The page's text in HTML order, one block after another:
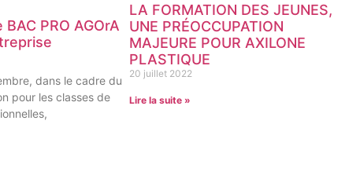
PRO AGOrA
dans le cadre du
pour les classes de
LA FORMATION DES JEUNES,
UNE PRÉOCCUPATION
MAJEURE POUR AXILONE
PLASTIQUE
20 juillet 2022
Lire la suite »